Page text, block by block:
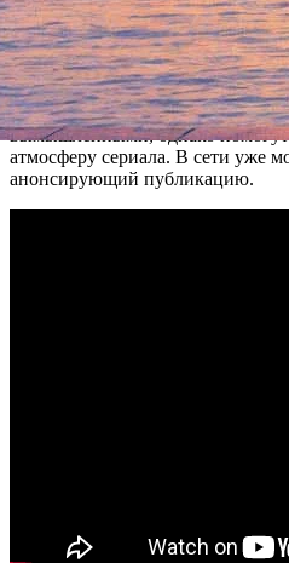
издательстве, речь идет о
«датафикшн», сочетающем
элементы». Повествование
историческими документами,
города Твин Пикс. Безусловно,
вымышленными, однако помогут
атмосферу сериала. В сети уже
анонсирующий публикацию.